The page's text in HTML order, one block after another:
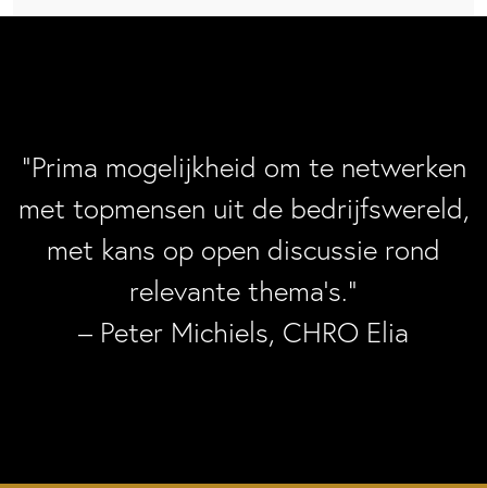
“Prima mogelijkheid om te netwerken
met topmensen uit de bedrijfswereld,
met kans op open discussie rond
relevante thema’s.”
– Peter Michiels, CHRO Elia